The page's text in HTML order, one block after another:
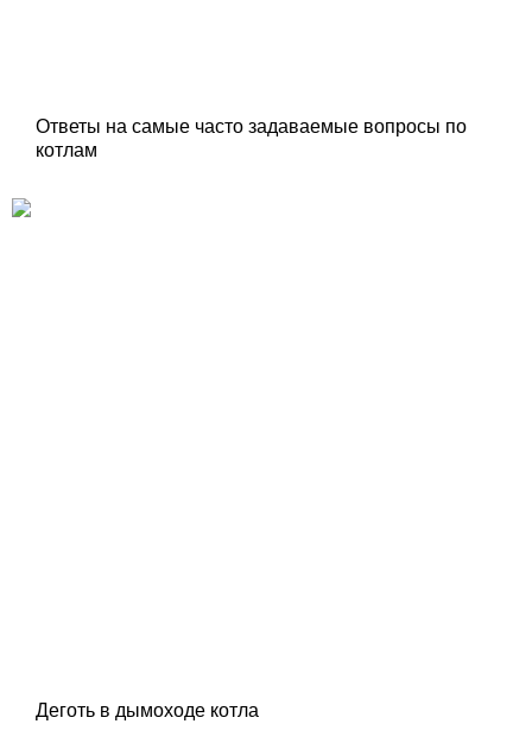
Ответы на самые часто задаваемые вопросы по
котлам
Деготь в дымоходе котла